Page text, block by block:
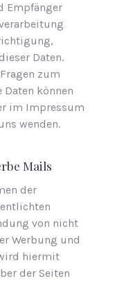
Empfänger
Daten.
zum
Daten können
im Impressum
wenden.
Mails
der
von nicht
Werbung und
hiermit
der Seiten